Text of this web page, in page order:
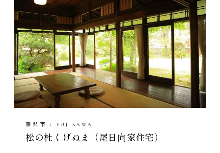
藤沢市 / FUJISAWA
松の杜くげぬま（尾日向家住宅）